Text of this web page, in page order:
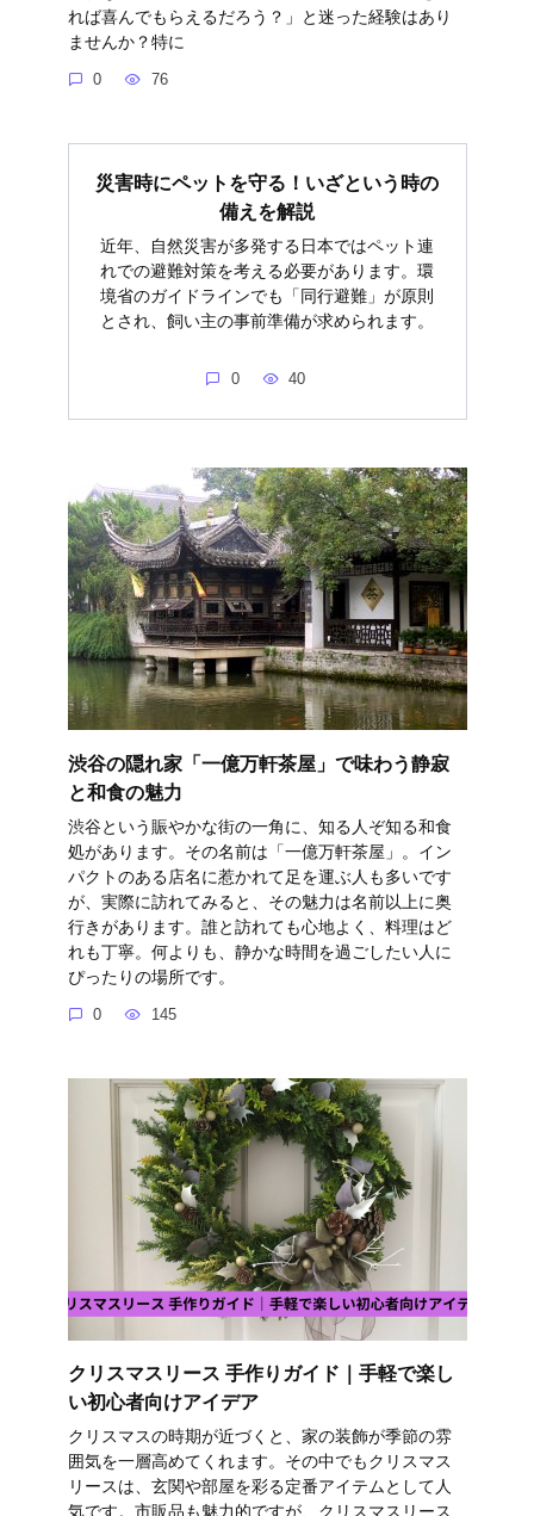
れば喜んでもらえるだろう？」と迷った経験はあり
ませんか？特に
0 76
災害時にペットを守る！いざという時の
備えを解説
近年、自然災害が多発する日本ではペット連
れでの避難対策を考える必要があります。環
境省のガイドラインでも「同行避難」が原則
とされ、飼い主の事前準備が求められます。
0 40
渋谷の隠れ家「一億万軒茶屋」で味わう静寂
と和食の魅力
渋谷という賑やかな街の一角に、知る人ぞ知る和食
処があります。その名前は「一億万軒茶屋」。イン
パクトのある店名に惹かれて足を運ぶ人も多いです
が、実際に訪れてみると、その魅力は名前以上に奥
行きがあります。誰と訪れても心地よく、料理はど
れも丁寧。何よりも、静かな時間を過ごしたい人に
ぴったりの場所です。
0 145
クリスマスリース 手作りガイド｜手軽で楽し
い初心者向けアイデア
クリスマスの時期が近づくと、家の装飾が季節の雰
囲気を一層高めてくれます。その中でもクリスマス
リースは、玄関や部屋を彩る定番アイテムとして人
気です。市販品も魅力的ですが、クリスマスリース